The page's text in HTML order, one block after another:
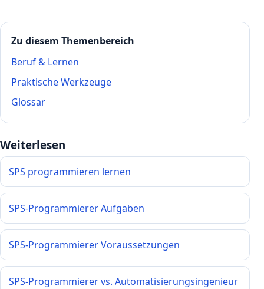
Zu diesem Themenbereich
Beruf & Lernen
Praktische Werkzeuge
Glossar
Weiterlesen
SPS programmieren lernen
SPS-Programmierer Aufgaben
SPS-Programmierer Voraussetzungen
SPS-Programmierer vs. Automatisierungsingenieur